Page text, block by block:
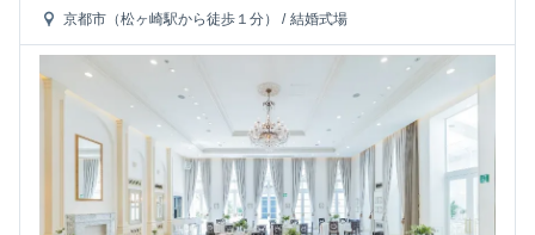
京都市（松ヶ崎駅から徒歩１分） / 結婚式場